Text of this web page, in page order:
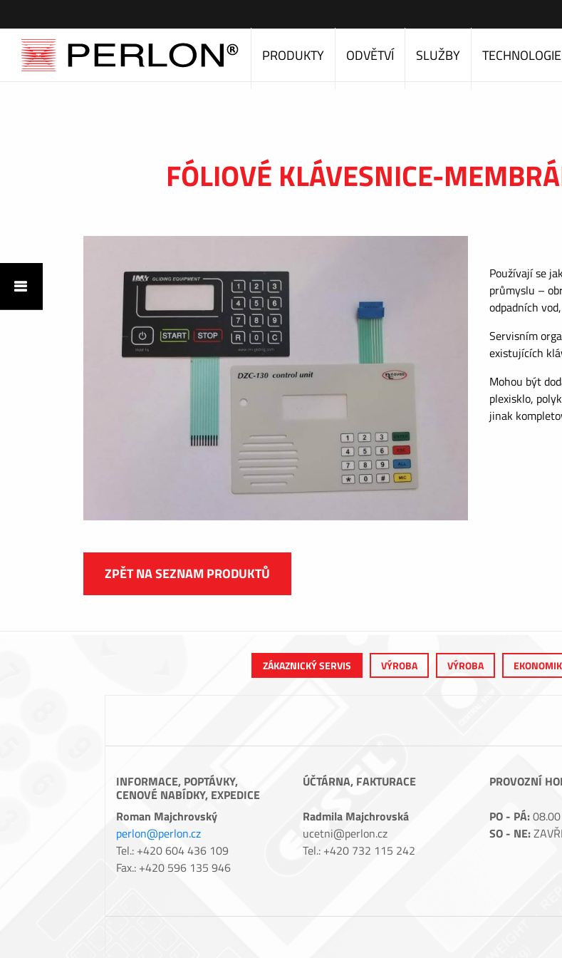
PRODUKTY ODVĚTVÍ SLUŽBY TECHNOLOGIE
FÓLIOVÉ KLÁVESNICE-
Používají se
průmyslu –
odpadních
Servisním
existujících
Mohou být
plexisklo,
jinak
ZPĚT NA SEZNAM PRODUKTŮ
ZÁKAZNICKÝ SERVIS VÝROBA VÝROBA
INFORMACE, POPTÁVKY,
CENOVÉ NABÍDKY, EXPEDICE
Roman Majchrovský
perlon@perlon.cz
Tel.: +420 604 436 109
Fax.: +420 596 135 946
ÚČTÁRNA, FAKTURACE
Radmila Majchrovská
ucetni@perlon.cz
Tel.: +420 732 115 242
PROVOZNÍ
PO - PÁ:
SO - NE: